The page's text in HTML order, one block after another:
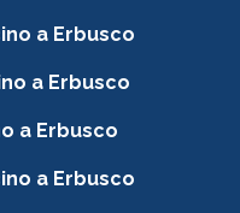
a Erbusco
a Erbusco
a Erbusco
a Erbusco